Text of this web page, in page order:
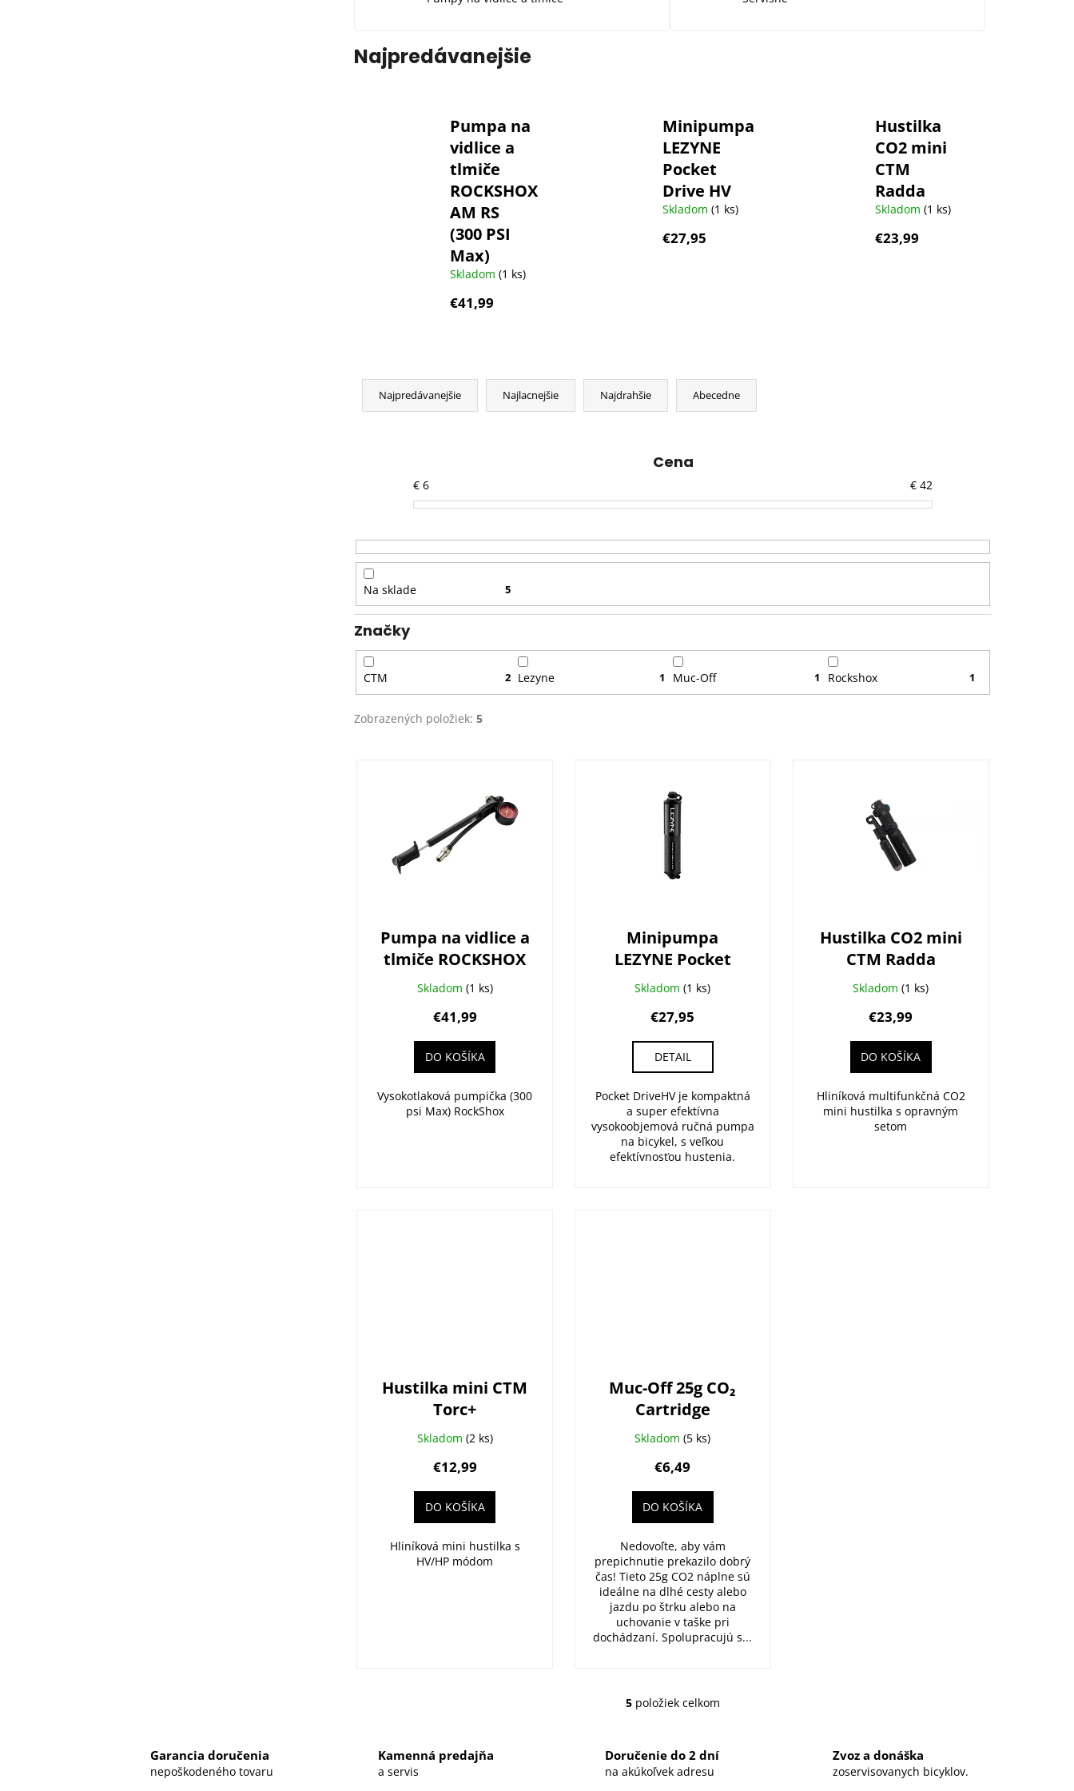
Najpredávanejšie
Pumpa na
vidlice a
tlmiče
ROCKSHOX
AM RS
(300 PSI
Max)
Skladom (1 ks)
€41,99
Minipumpa
LEZYNE
Pocket
Drive HV
Skladom (1 ks)
€27,95
Hustilka
CO2 mini
CTM
Radda
Skladom (1 ks)
€23,99
R
d
r
o
d
u
k
t
o
v
Najpredávanejšie Najlacnejšie Najdrahšie Abecedne
Cena
€ 6 € 42
Na sklade 5
Značky
CTM 2 Lezyne 1 Muc-Off 1 Rockshox 1
Zobrazených položiek: 5
Pumpa na vidlice a
tlmiče ROCKSHOX
AM RS (300 PSI
Skladom (1 ks)
€41,99
DO KOŠÍKA
Vysokotlaková pumpička (300
psi Max) RockShox
Minipumpa
LEZYNE Pocket
Drive HV
Skladom(1 ks)
€27,95
DETAIL
Pocket DriveHV je kompaktná
a super efektívna
vysokoobjemová ručná pumpa
na bicykel, s veľkou
efektívnosťou hustenia.
Hustilka CO2 mini
CTM Radda
Skladom(1 ks)
€23,99
DO KOŠÍKA
Hliníková multifunkčná CO2
mini hustilka s opravným
setom
Hustilka mini CTM
Torc+
Skladom (2 ks)
€12,99
DO KOŠÍKA
Hliníková mini hustilka s
HV/HP módom
Muc-Off 25g CO₂
Cartridge
Skladom(5 ks)
€6,49
DO KOŠÍKA
Nedovoľte, aby vám
prepichnutie prekazilo dobrý
čas! Tieto 25g CO2 náplne sú
ideálne na dlhé cesty alebo
jazdu po štrku alebo na
uchovanie v taške pri
dochádzaní. Spolupracujú s...
O
l
á
d
5 položiek celkom
Garancia doručenia
nepoškodeného tovaru
Kamenná predajňa
a servis
Doručenie do 2 dní
na akúkoľvek adresu
Zvoz a donáška
zoservisovanych bicyklov.